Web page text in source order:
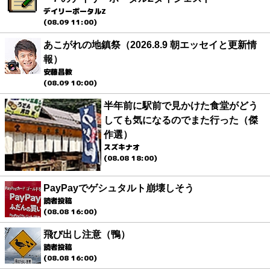
デイリーポータルZ
(08.09 11:00)
あこがれの地鎮祭（2026.8.9 朝エッセイと更新情
報）
安藤昌教
(08.09 10:00)
半年前に駅前で見かけた食堂がどう
しても気になるのでまた行った（傑
作選）
スズキナオ
(08.08 18:00)
PayPayでゲシュタルト崩壊しそう
読者投稿
(08.08 16:00)
飛び出し注意（鴨）
読者投稿
(08.08 16:00)